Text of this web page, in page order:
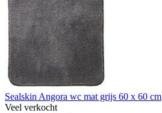
Sealskin Angora wc mat grijs 60 x 60 cm
Veel verkocht